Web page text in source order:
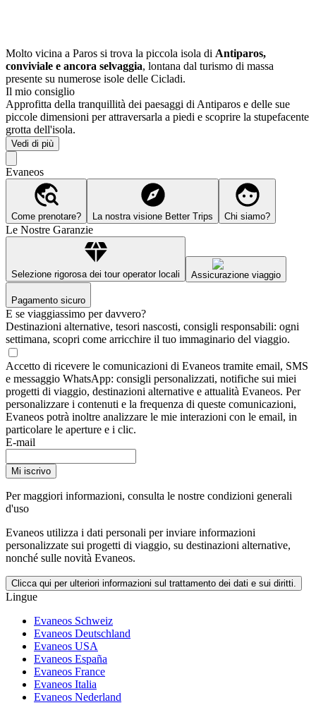
Molto vicina a Paros si trova la piccola isola di Antiparos,
conviviale e ancora selvaggia, lontana dal turismo di massa
presente su numerose isole delle Cicladi.
Il mio consiglio
Approfitta della tranquillità dei paesaggi di Antiparos e delle sue
piccole dimensioni per attraversarla a piedi e scoprire la stupefacente
grotta dell'isola.
Vedi di più
Evaneos
Come prenotare? La nostra visione Better Trips Chi siamo?
Le Nostre Garanzie
Selezione rigorosa dei tour operator locali Assicurazione viaggio
Pagamento sicuro
E se viaggiassimo per davvero?
Destinazioni alternative, tesori nascosti, consigli responsabili: ogni
settimana, scopri come arricchire il tuo immaginario del viaggio.
Accetto di ricevere le comunicazioni di Evaneos tramite email, SMS
e messaggio WhatsApp: consigli personalizzati, notifiche sui miei
progetti di viaggio, destinazioni alternative e attualità Evaneos. Per
personalizzare i contenuti e la frequenza di queste comunicazioni,
Evaneos potrà inoltre analizzare le mie interazioni con le email, in
particolare le aperture e i clic.
E-mail
Mi iscrivo
Per maggiori informazioni, consulta le nostre condizioni generali
d'uso
Evaneos utilizza i dati personali per inviare informazioni
personalizzate sui progetti di viaggio, su destinazioni alternative,
nonché sulle novità Evaneos.
Clicca qui per ulteriori informazioni sul trattamento dei dati e sui diritti.
Lingue
Evaneos Schweiz
Evaneos Deutschland
Evaneos USA
Evaneos España
Evaneos France
Evaneos Italia
Evaneos Nederland